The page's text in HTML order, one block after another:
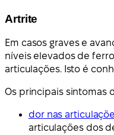
Artrite
Em casos graves e
níveis elevados de
articulações. Isto é
Os principais sintomas
dor nas
articulações dos